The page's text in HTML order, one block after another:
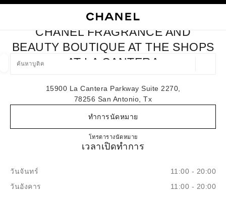
ค้นหาบูติค
ปิดการ์ดบูติก CHANEL FRAGRANCE AND BEAUTY BOUTIQUE
CHANEL FRAGRANCE AND
BEAUTY BOUTIQUE AT THE SHOPS
AT LA CANTERA
15900 La Cantera Parkway Suite 2270,
78256 San Antonio, Tx
ทำการนัดหมาย
โทร(210) 503-8918
ตารางนัดหมายCHANEL Fragrance and Beauty
เวลาเปิดทำการ
วันจันทร์
11:00 - 20:00
วันอังคาร
11:00 - 20:00
แฟชั่น แว่น นาฬิกาและเครื่องประดับอัญมณี น้ำ